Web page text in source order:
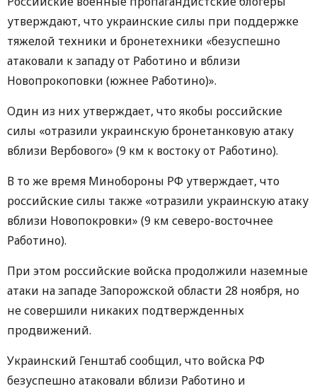
утверждают, что украинские силы при поддержке
тяжелой техники и бронетехники «безуспешно
атаковали к западу от Работино и вблизи
Новопрокоповки (южнее Работино)».
Один из них утверждает, что якобы российские
силы «отразили украинскую бронетанковую атаку
вблизи Вербового» (9 км к востоку от Работино).
В то же время Минобороны РФ утверждает, что
российские силы также «отразили украинскую атаку
вблизи Новопокровки» (9 км северо-восточнее
Работино).
При этом российские войска продолжили наземные
атаки на западе Запорожской области 28 ноября, но
не совершили никаких подтвержденных
продвижений.
Украинский Генштаб сообщил, что войска РФ
безуспешно атаковали вблизи Работино и